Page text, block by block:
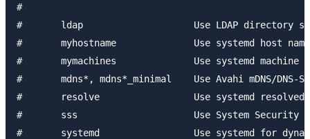
#
#	ldap			Use LDAP directory server
#	myhostname		Use systemd host names
#	mymachines		Use systemd machine names
#	mdns*, mdns*_minimal	Use Avahi mDNS/DNS-SD
#	resolve			Use systemd resolved resolver
#	sss			Use System Security Services Daemon (sssd)
#	systemd			Use systemd for dynamic user option